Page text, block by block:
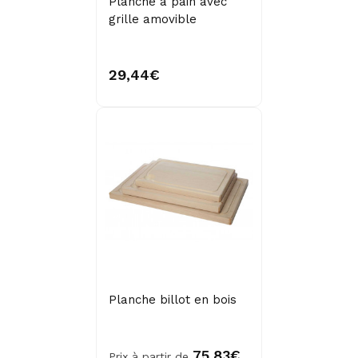
grille amovible
29,44€
Planche billot en bois